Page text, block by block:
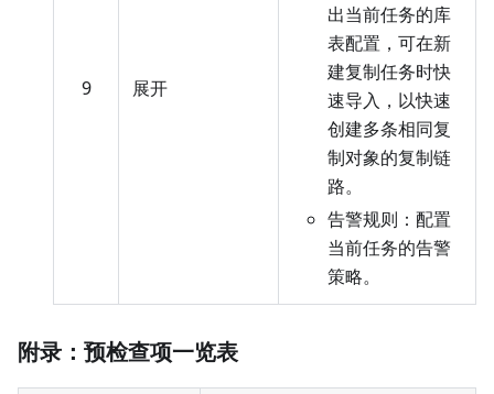
9 展开
出当前任务的库
表配置，可在新
建复制任务时快
速导入，以快速
创建多条相同复
制对象的复制链
路。
告警规则：配置
当前任务的告警
策略。
附录：预检查项一览表